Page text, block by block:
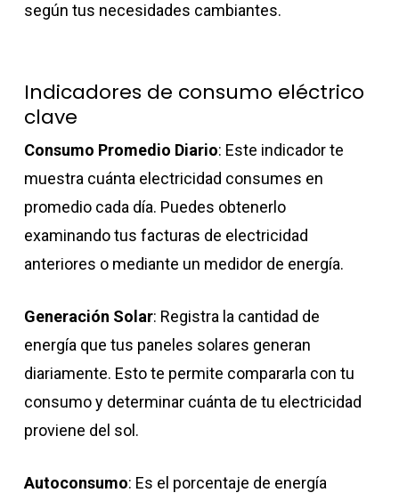
según tus necesidades cambiantes.
Indicadores de consumo eléctrico
clave
Consumo Promedio Diario: Este indicador te
muestra cuánta electricidad consumes en
promedio cada día. Puedes obtenerlo
examinando tus facturas de electricidad
anteriores o mediante un medidor de energía.
Generación Solar: Registra la cantidad de
energía que tus paneles solares generan
diariamente. Esto te permite compararla con tu
consumo y determinar cuánta de tu electricidad
proviene del sol.
Autoconsumo: Es el porcentaje de energía